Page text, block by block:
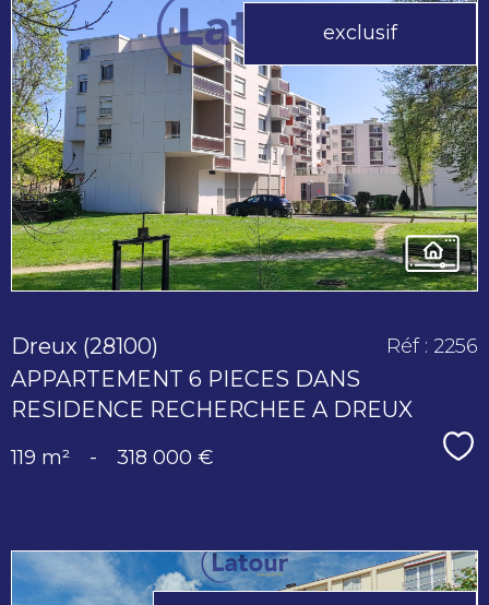
exclusif
voir le
bien
Dreux (28100)
APPARTEMENT 6 PIECES DANS
RESIDENCE RECHERCHEE A DREUX
Réf : 2256
119 m² - 318 000 €